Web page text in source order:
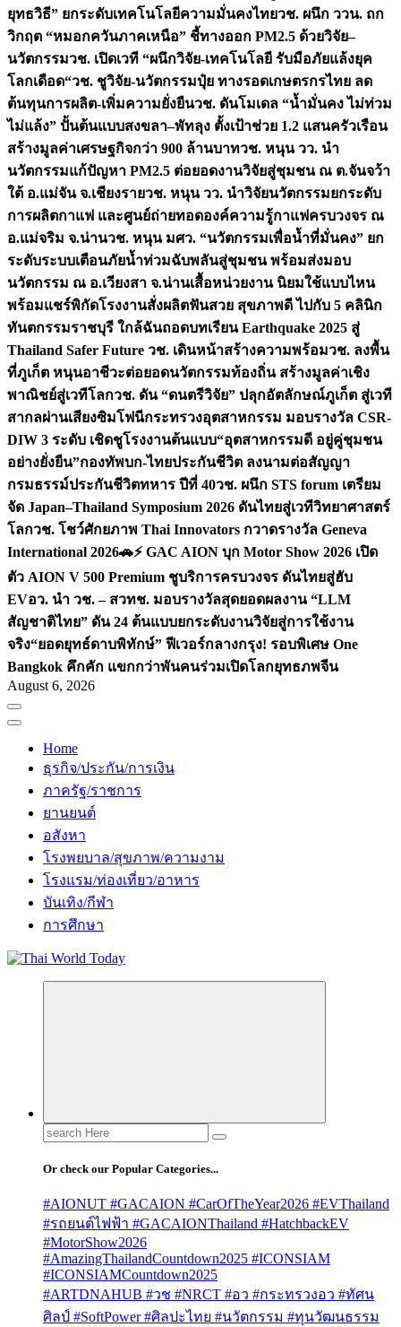
ยุทธวิธี” ยกระดับเทคโนโลยีความมั่นคงไทยวช. ผนึก ววน. ถก
วิกฤต “หมอกควันภาคเหนือ” ชี้ทางออก PM2.5 ด้วยวิจัย–
นวัตกรรมวช. เปิดเวที “ผนึกวิจัย-เทคโนโลยี รับมือภัยแล้งยุค
โลกเดือด“วช. ชูวิจัย-นวัตกรรมปุ๋ย ทางรอดเกษตรกรไทย ลด
ต้นทุนการผลิต-เพิ่มความยั่งยืนวช. ดันโมเดล “น้ำมั่นคง ไม่ท่วม
ไม่แล้ง” ปั้นต้นแบบสงขลา–พัทลุง ตั้งเป้าช่วย 1.2 แสนครัวเรือน
สร้างมูลค่าเศรษฐกิจกว่า 900 ล้านบาทวช. หนุน วว. นำ
นวัตกรรมแก้ปัญหา PM2.5 ต่อยอดงานวิจัยสู่ชุมชน ณ ต.จันจว้า
ใต้ อ.แม่จัน จ.เชียงรายวช. หนุน วว. นำวิจัยนวัตกรรมยกระดับ
การผลิตกาแฟ และศูนย์ถ่ายทอดองค์ความรู้กาแฟครบวงจร ณ
อ.แม่จริม จ.น่านวช. หนุน มศว. “นวัตกรรมเพื่อน้ำที่มั่นคง” ยก
ระดับระบบเตือนภัยน้ำท่วมฉับพลันสู่ชุมชน พร้อมส่งมอบ
นวัตกรรม ณ อ.เวียงสา จ.น่านเสื้อหน่วยงาน นิยมใช้แบบไหน
พร้อมแชร์พิกัดโรงงานสั่งผลิตฟันสวย สุขภาพดี ไปกับ 5 คลินิก
ทันตกรรมราชบุรี ใกล้ฉันถอดบทเรียน Earthquake 2025 สู่
Thailand Safer Future วช. เดินหน้าสร้างความพร้อมวช. ลงพื้น
ที่ภูเก็ต หนุนอาชีวะต่อยอดนวัตกรรมท้องถิ่น สร้างมูลค่าเชิง
พาณิชย์สู่เวทีโลกวช. ดัน “ดนตรีวิจัย” ปลุกอัตลักษณ์ภูเก็ต สู่เวที
สากลผ่านเสียงซิมโฟนีกระทรวงอุตสาหกรรม มอบรางวัล CSR-
DIW 3 ระดับ เชิดชูโรงงานต้นแบบ“อุตสาหกรรมดี อยู่คู่ชุมชน
อย่างยั่งยืน”กองทัพบก-ไทยประกันชีวิต ลงนามต่อสัญญา
กรมธรรม์ประกันชีวิตทหาร ปีที่ 40วช. ผนึก STS forum เตรียม
จัด Japan–Thailand Symposium 2026 ดันไทยสู่เวทีวิทยาศาสตร์
โลกวช. โชว์ศักยภาพ Thai Innovators กวาดรางวัล Geneva
International 2026🚗⚡️ GAC AION บุก Motor Show 2026 เปิด
ตัว AION V 500 Premium ชูบริการครบวงจร ดันไทยสู่ฮับ
EVอว. นำ วช. – สวทช. มอบรางวัลสุดยอดผลงาน “LLM
สัญชาติไทย” ดัน 24 ต้นแบบยกระดับงานวิจัยสู่การใช้งาน
จริง“ยอดยุทธ์ดาบพิทักษ์” ฟีเวอร์กลางกรุง! รอบพิเศษ One
Bangkok คึกคัก แขกกว่าพันคนร่วมเปิดโลกยุทธภพจีน
August 6, 2026
Home
ธุรกิจ/ประกัน/การเงิน
ภาครัฐ/ราชการ
ยานยนต์
อสังหา
โรงพยบาล/สุขภาพ/ความงาม
โรงแรม/ท่องเที่ยว/อาหาร
บันเทิง/กีฬา
การศึกษา
Search
for:
Or check our Popular Categories...
#AIONUT #GACAION #CarOfTheYear2026 #EVThailand
#รถยนต์ไฟฟ้า #GACAIONThailand #HatchbackEV
#MotorShow2026
#AmazingThailandCountdown2025 #ICONSIAM
#ICONSIAMCountdown2025
#ARTDNAHUB #วช #NRCT #อว #กระทรวงอว #ทัศน
ศิลป์ #SoftPower #ศิลปะไทย #นวัตกรรม #ทุนวัฒนธรรม